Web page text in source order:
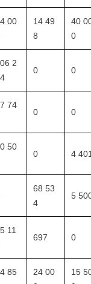
00
14 49
8
40
0
2
0 0
74
0 0
50
0 4
68 53
4
5
11
697 0
85
24 00
15